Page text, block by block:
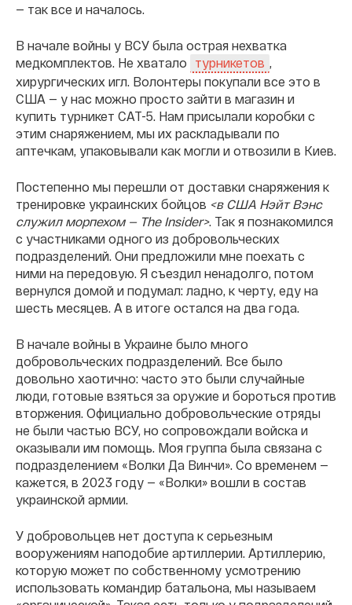
— так все и началось.
В начале войны у ВСУ была острая нехватка
медкомплектов. Не хватало
турникетов
хирургических игл. Волонтеры покупали все это в
США — у нас можно просто зайти в магазин и
купить турникет CAT-5. Нам присылали коробки с
этим снаряжением, мы их раскладывали по
аптечкам, упаковывали как могли и отвозили в Киев.
Постепенно мы перешли от доставки снаряжения к
тренировке украинских бойцов <в США Нэйт Вэнс
служил морпехом — The Insider>. Так я познакомился
с участниками одного из добровольческих
подразделений. Они предложили мне поехать с
ними на передовую. Я съездил ненадолго, потом
вернулся домой и подумал: ладно, к черту, еду на
шесть месяцев. А в итоге остался на два года.
В начале войны в Украине было много
добровольческих подразделений. Все было
довольно хаотично: часто это были случайные
люди, готовые взяться за оружие и бороться против
вторжения. Официально добровольческие отряды
не были частью ВСУ, но сопровождали войска и
оказывали им помощь. Моя группа была связана с
подразделением «Волки Да Винчи». Со временем —
кажется, в 2023 году — «Волки» вошли в состав
украинской армии.
У добровольцев нет доступа к серьезным
вооружениям наподобие артиллерии. Артиллерию,
которую может по собственному усмотрению
использовать командир батальона, мы называем